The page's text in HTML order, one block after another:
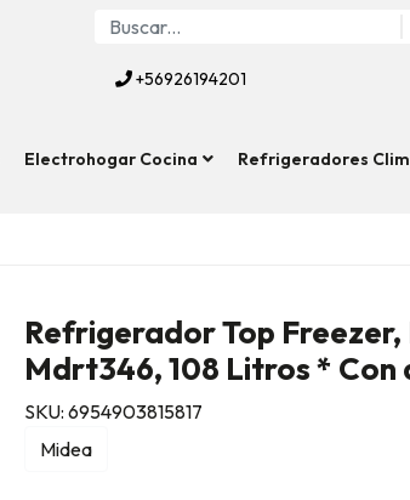
+56926194201
Electrohogar Cocina Refrigeradores
Refrigerador Top
Mdrt346, 108 Litros *
SKU: 6954903815817
Midea